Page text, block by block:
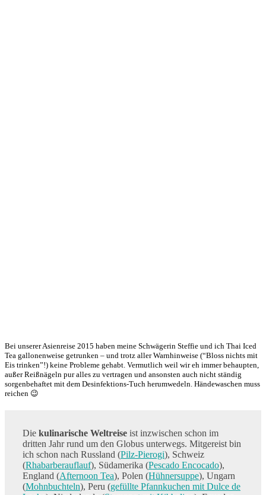
Bei unserer Asienreise 2015 haben meine Schwägerin Steffie und ich Thai Iced
Tea gallonenweise getrunken – und trotz aller Warnhinweise (“Bloss nichts mit
Eis trinken”!) keine Probleme gehabt. Vermutlich weil wir eh immer behaupten,
außer Reißnägeln pur alles zu vertragen und ansonsten auch nicht ständig
sorgenbehaftet mit dem Desinfektions-Tuch herumwedeln. Händewaschen muss
reichen 😉
Die kulinarische Weltreise ist inzwischen schon im
dritten Jahr rund um den Globus unterwegs. Mitgereist bin
ich schon nach Russland (Pilz-Pierogi), Schweiz
(Rhabarberauflauf), Südamerika (Pescado Encocado),
England (Afternoon Tea), Polen (Hühnersuppe), Ungarn
(Mohnbuchteln), Peru (gefüllte Pfannkuchen mit Dulce de